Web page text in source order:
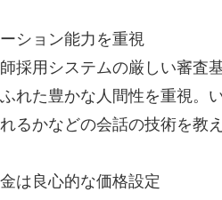
ション能力を重視
採用システムの厳しい審査
れた豊かな人間性を重視。
るかなどの会話の技術を教
は良心的な価格設定